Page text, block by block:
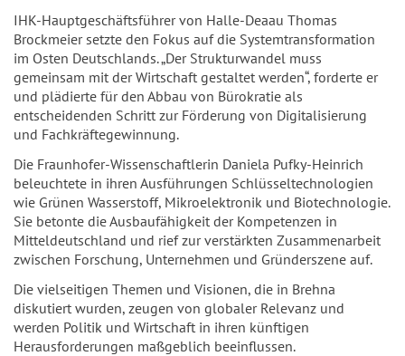
IHK-Hauptgeschäftsführer von Halle-Deaau Thomas
Brockmeier setzte den Fokus auf die Systemtransformation
im Osten Deutschlands. „Der Strukturwandel muss
gemeinsam mit der Wirtschaft gestaltet werden“, forderte er
und plädierte für den Abbau von Bürokratie als
entscheidenden Schritt zur Förderung von Digitalisierung
und Fachkräftegewinnung.
Die Fraunhofer-Wissenschaftlerin Daniela Pufky-Heinrich
beleuchtete in ihren Ausführungen Schlüsseltechnologien
wie Grünen Wasserstoff, Mikroelektronik und Biotechnologie.
Sie betonte die Ausbaufähigkeit der Kompetenzen in
Mitteldeutschland und rief zur verstärkten Zusammenarbeit
zwischen Forschung, Unternehmen und Gründerszene auf.
Die vielseitigen Themen und Visionen, die in Brehna
diskutiert wurden, zeugen von globaler Relevanz und
werden Politik und Wirtschaft in ihren künftigen
Herausforderungen maßgeblich beeinflussen.